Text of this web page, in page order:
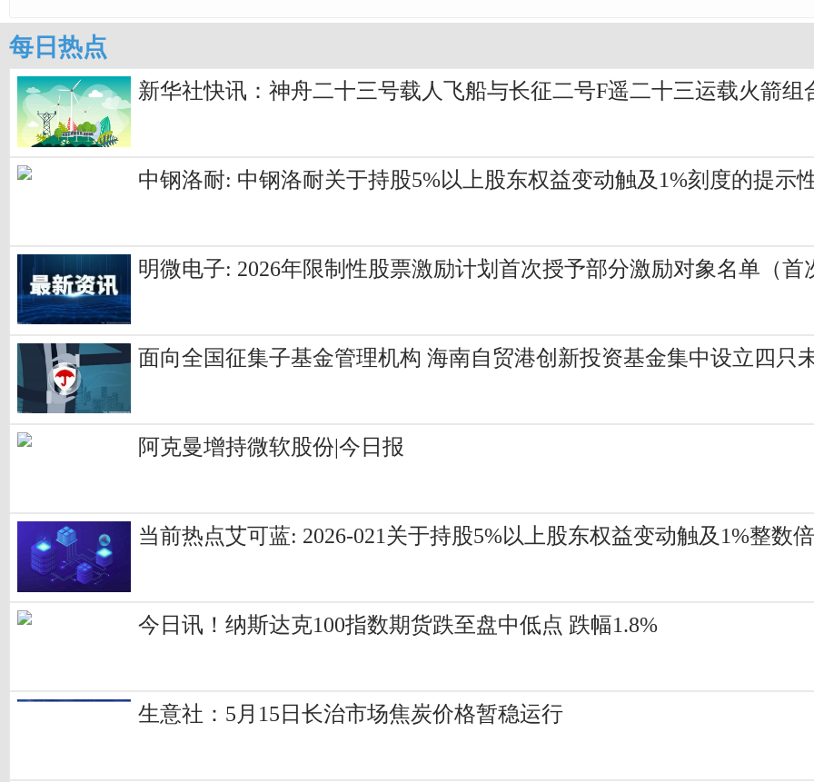
每日热点
新华社快讯：神舟二十三号载人飞船与长征二号F遥二十三运载火箭
中钢洛耐: 中钢洛耐关于持股5%以上股东权益变动触及1%刻度的提示
明微电子: 2026年限制性股票激励计划首次授予部分激励对象名单（首
面向全国征集子基金管理机构 海南自贸港创新投资基金集中设立四只
阿克曼增持微软股份|今日报
当前热点艾可蓝: 2026-021关于持股5%以上股东权益变动触及1%整数
今日讯！纳斯达克100指数期货跌至盘中低点 跌幅1.8%
生意社：5月15日长治市场焦炭价格暂稳运行